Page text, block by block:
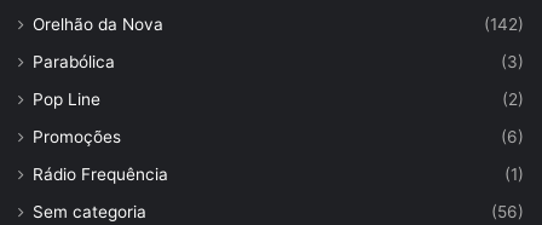
Orelhão da Nova
(142)
Parabólica
(3)
Pop Line
(2)
Promoções
(6)
Rádio Frequência
(1)
Sem categoria
(56)